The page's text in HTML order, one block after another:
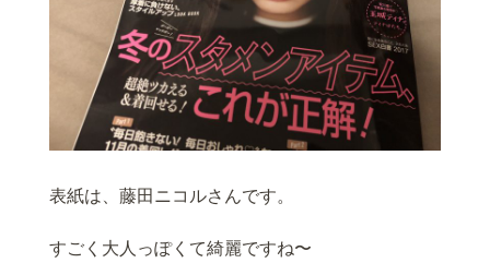
表紙は、藤田ニコルさんです。
すごく大人っぽくて綺麗ですね〜